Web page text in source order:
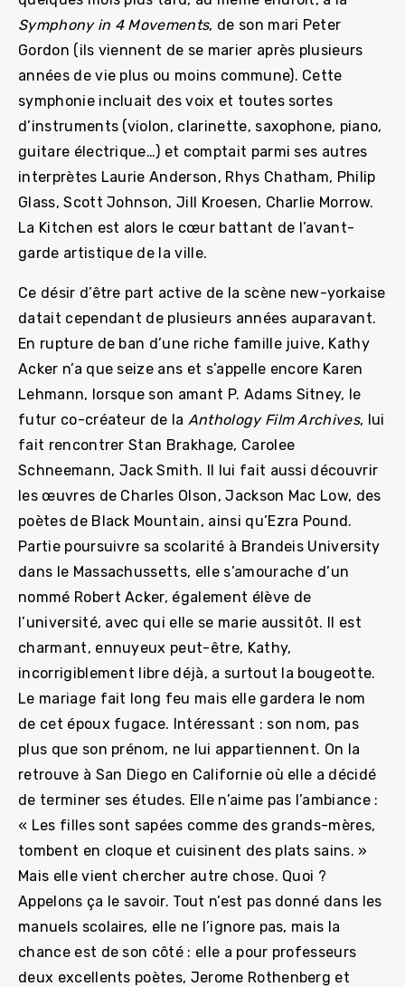
Symphony in 4 Movements, de son mari Peter
Gordon (ils viennent de se marier après plusieurs
années de vie plus ou moins commune). Cette
symphonie incluait des voix et toutes sortes
d’instruments (violon, clarinette, saxophone, piano,
guitare électrique…) et comptait parmi ses autres
interprètes Laurie Anderson, Rhys Chatham, Philip
Glass, Scott Johnson, Jill Kroesen, Charlie Morrow.
La Kitchen est alors le cœur battant de l’avant-
garde artistique de la ville.
Ce désir d’être part active de la scène new-yorkaise
datait cependant de plusieurs années auparavant.
En rupture de ban d’une riche famille juive, Kathy
Acker n’a que seize ans et s’appelle encore Karen
Lehmann, lorsque son amant P. Adams Sitney, le
futur co-créateur de la Anthology Film Archives, lui
fait rencontrer Stan Brakhage, Carolee
Schneemann, Jack Smith. Il lui fait aussi découvrir
les œuvres de Charles Olson, Jackson Mac Low, des
poètes de Black Mountain, ainsi qu’Ezra Pound.
Partie poursuivre sa scolarité à Brandeis University
dans le Massachussetts, elle s’amourache d’un
nommé Robert Acker, également élève de
l’université, avec qui elle se marie aussitôt. Il est
charmant, ennuyeux peut-être, Kathy,
incorrigiblement libre déjà, a surtout la bougeotte.
Le mariage fait long feu mais elle gardera le nom
de cet époux fugace. Intéressant : son nom, pas
plus que son prénom, ne lui appartiennent. On la
retrouve à San Diego en Californie où elle a décidé
de terminer ses études. Elle n’aime pas l’ambiance :
« Les filles sont sapées comme des grands-mères,
tombent en cloque et cuisinent des plats sains. »
Mais elle vient chercher autre chose. Quoi ?
Appelons ça le savoir. Tout n’est pas donné dans les
manuels scolaires, elle ne l’ignore pas, mais la
chance est de son côté : elle a pour professeurs
deux excellents poètes, Jerome Rothenberg et